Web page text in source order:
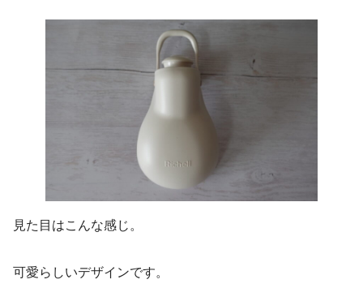
見た目はこんな感じ。
可愛らしいデザインです。